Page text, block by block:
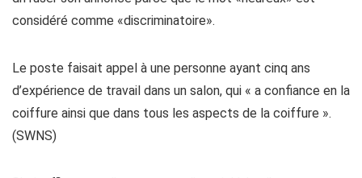
considéré comme «discriminatoire».
Le poste faisait appel à une personne ayant cinq ans
d’expérience de travail dans un salon, qui « a confiance en la
coiffure ainsi que dans tous les aspects de la coiffure ».
(SWNS)